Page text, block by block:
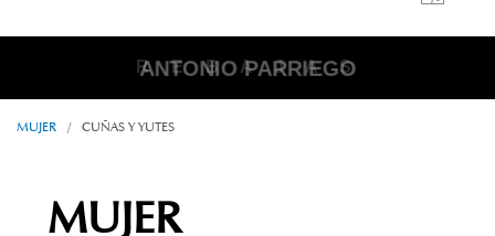
R E B A J A S
ANTONIO PARRIEGO
MUJER / CUÑAS Y YUTES
MUJER